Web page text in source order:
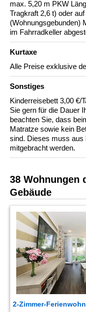
max. 5,20 m PKW
Tragkraft 2,6 t) oder
(Wohnungsgebunden)
im Fahrradkeller
Kurtaxe
Alle Preise exklusive
Sonstiges
Kinderreisebett 3,00 €/
Sie gern für die Dauer
beachten Sie, dass
Matratze sowie kein
sind. Dieses muss aus
mitgebracht werden.
38 Wohnungen
Gebäude
2-Zimmer-